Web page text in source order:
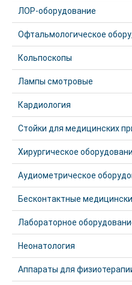
ЛОР-оборудование
Офтальмологическое
Кольпоскопы
Лампы смотровые
Кардиология
Стойки для медицинских
Хирургическое
Аудиометрическое
Бесконтактные
Лабораторное
Неонатология
Аппараты для